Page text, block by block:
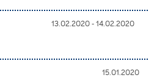
13.02.2020 - 14.02.2020
15.01.2020